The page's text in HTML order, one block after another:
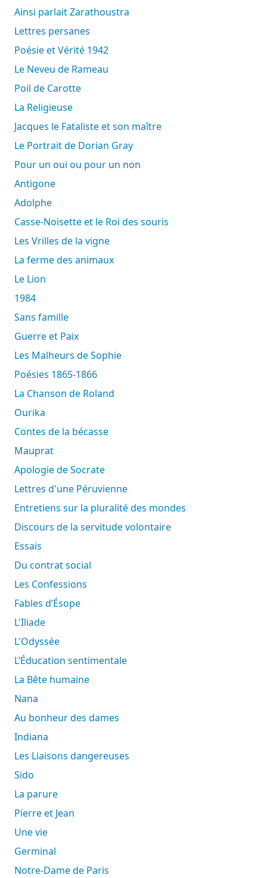
Ainsi parlait Zarathoustra
Lettres persanes
Poésie et Vérité 1942
Le Neveu de Rameau
Poil de Carotte
La Religieuse
Jacques le Fataliste et son maître
Le Portrait de Dorian Gray
Pour un oui ou pour un non
Antigone
Adolphe
Casse-Noisette et le Roi des souris
Les Vrilles de la vigne
La ferme des animaux
Le Lion
1984
Sans famille
Guerre et Paix
Les Malheurs de Sophie
Poésies 1865-1866
La Chanson de Roland
Ourika
Contes de la bécasse
Mauprat
Apologie de Socrate
Lettres d'une Péruvienne
Entretiens sur la pluralité des mondes
Discours de la servitude volontaire
Essais
Du contrat social
Les Confessions
Fables d’Ésope
L'Iliade
L'Odyssée
L’Éducation sentimentale
La Bête humaine
Nana
Au bonheur des dames
Indiana
Les Liaisons dangereuses
Sido
La parure
Pierre et Jean
Une vie
Germinal
Notre-Dame de Paris